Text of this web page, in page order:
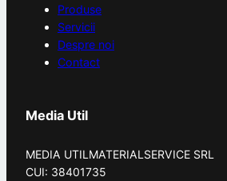
Produse
Servicii
Despre noi
Contact
Media Util
MEDIA UTILMATERIALSERVICE SRL
CUI: 38401735